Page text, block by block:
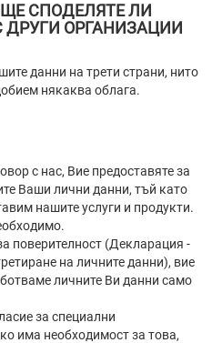
СПОДЕЛЯТЕ ЛИ
ОРГАНИЗАЦИИ
данни на трети страни, нито
някаква облага.
с нас, Вие предоставяте за
Ваши лични данни, тъй като
нашите услуги и продукти.
поверителност (Декларация -
на личните данни), вие
личните Ви данни само
за специални
има необходимост за това,